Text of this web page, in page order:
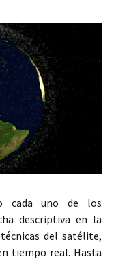
cada uno de los
descriptiva en la
del satélite,
tiempo real. Hasta